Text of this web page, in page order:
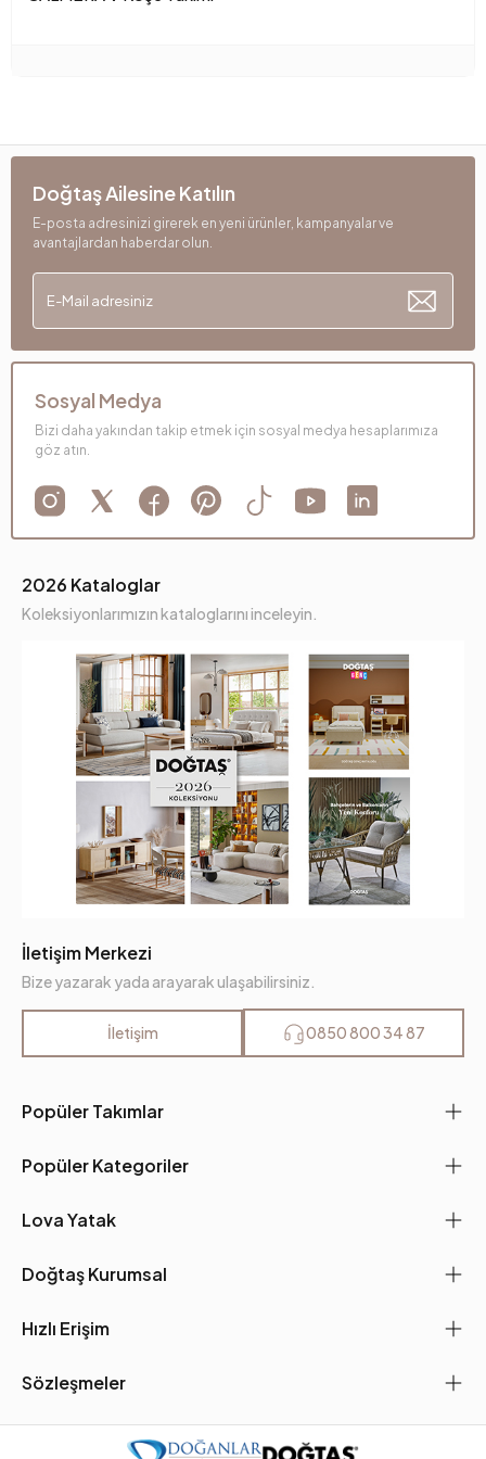
Kırlent Adedi
Kuru Temizleme Hayır
Kurulum Gerekliliği
Maksimum Taşıma Kapasitesi (kg)
Mekanizma Bilgisi Kızaklı Yatak Mekanizması
Oturma Derinliği (mm) 1400 mm
Oturma Genişliği (mm)
Oturma Yüksekliği (mm)
Üretim Yeri Türkiye
Kumaş Rengi
Popüler Takımlar
Popüler Kategoriler
Lova Yatak
Doğtaş Kurumsal
Hızlı Erişim
Sözleşmeler
2026 Kataloglar
Koleksiyonlarımızın kataloglarını inceleyin.
İletişim Merkezi
Bize yazarak yada arayarak ulaşabilirsiniz.
İletişim 0850 800 34 87
Doğtaş Ailesine Katılın
E-posta adresinizi girerek en yeni ürünler, kampanyalar ve
avantajlardan haberdar olun.
Sosyal Medya
Bizi daha yakından takip etmek için sosyal medya hesaplarımıza
göz atın.